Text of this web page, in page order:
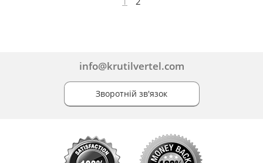
info@krutilvertel.com
Зворотній зв'язок